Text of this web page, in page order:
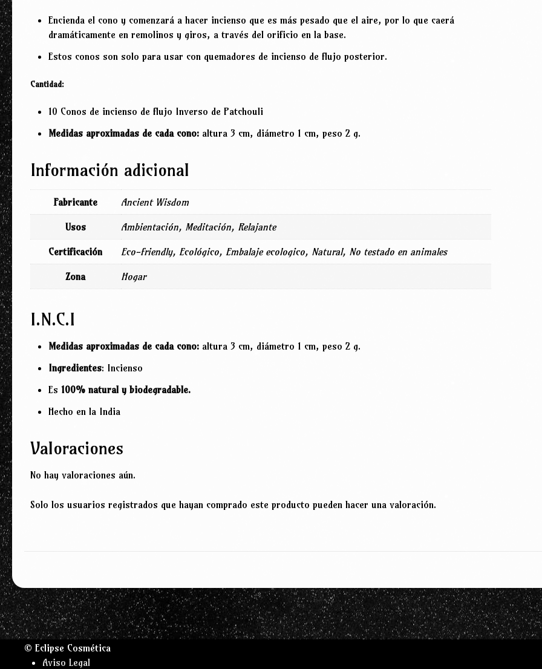
Encienda el cono y comenzará a hacer incienso que es más pesado que el aire, por lo que caerá
dramáticamente en remolinos y giros, a través del orificio en la base.
Estos conos son solo para usar con quemadores de incienso de flujo posterior.
Cantidad:
10 Conos de incienso de flujo Inverso de Patchouli
Medidas aproximadas de cada cono: altura 3 cm, diámetro 1 cm, peso 2 g.
Información adicional
Fabricante Ancient Wisdom
Usos Ambientación, Meditación, Relajante
Certificación Eco-friendly, Ecológico, Embalaje ecologico, Natural, No testado en animales
Zona Hogar
I.N.C.I
Medidas aproximadas de cada cono: altura 3 cm, diámetro 1 cm, peso 2 g.
Ingredientes: Incienso
Es 100% natural y biodegradable.
Hecho en la India
Valoraciones
No hay valoraciones aún.
Solo los usuarios registrados que hayan comprado este producto pueden hacer una valoración.
© Eclipse Cosmética
Aviso Legal